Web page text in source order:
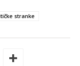
stranke